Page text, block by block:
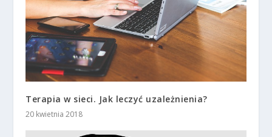
Terapia w sieci. Jak leczyć uzależnienia?
20 kwietnia 2018